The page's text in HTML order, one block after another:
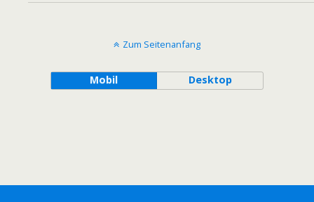
Zum Seitenanfang
Mobil Desktop